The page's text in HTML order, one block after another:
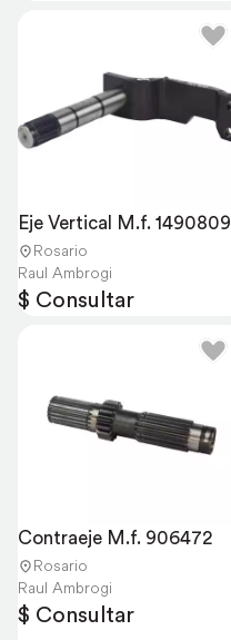
Eje Vertical M.f. 1490809
Rosario
Raul Ambrogi
$ Consultar
Contraeje M.f. 906472
Rosario
Raul Ambrogi
$ Consultar